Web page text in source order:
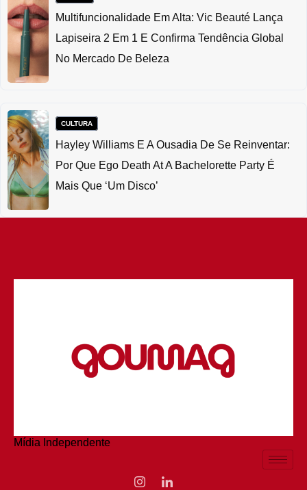
Multifuncionalidade Em Alta: Vic Beauté Lança
Lapiseira 2 Em 1 E Confirma Tendência Global
No Mercado De Beleza
CULTURA
Hayley Williams E A Ousadia De Se Reinventar:
Por Que Ego Death At A Bachelorette Party É
Mais Que ‘um Disco’
Mídia Independente